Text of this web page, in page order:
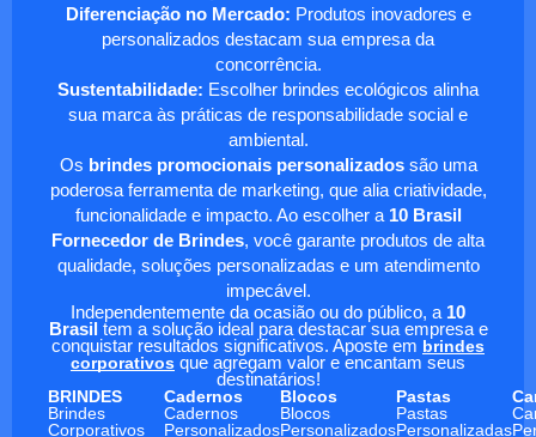
Diferenciação no Mercado: Produtos inovadores e
personalizados destacam sua empresa da
concorrência.
Sustentabilidade: Escolher brindes ecológicos alinha
sua marca às práticas de responsabilidade social e
ambiental.
Os brindes promocionais personalizadossão uma
poderosa ferramenta de marketing, que alia criatividade,
funcionalidade e impacto. Ao escolher a 10 Brasil
Fornecedor de Brindes, você garante produtos de alta
qualidade, soluções personalizadas e um atendimento
impecável.
Independentemente da ocasião ou do público, a 10
Brasil tem a solução ideal para destacar sua empresa e
conquistar resultados significativos. Aposte em brindes
corporativos que agregam valor e encantam seus
destinatários!
BRINDES
Cadernos Blocos Pastas
Brindes
Corporativos
Cadernos
Personalizados
Blocos
Personalizados
Pastas
Personalizadas